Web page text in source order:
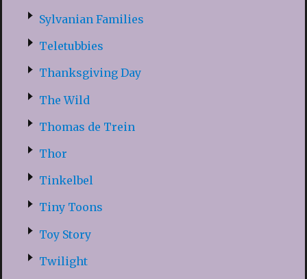
Sylvanian Families
Teletubbies
Thanksgiving Day
The Wild
Thomas de Trein
Thor
Tinkelbel
Tiny Toons
Toy Story
Twilight